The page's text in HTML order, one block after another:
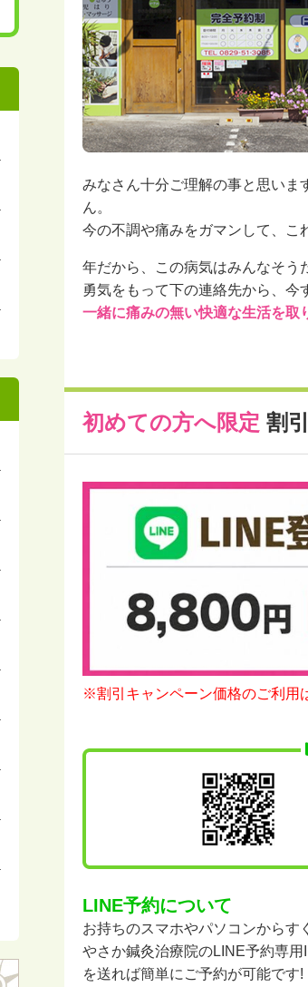
みなさん十分ご理解の事と思いま
ん。
今の不調や痛みをガマンして、こ
年だから、この病気はみんなそう
勇気をもって下の連絡先から、今
一緒に痛みの無い快適な生活を取
初めての方へ限定 割
※割引キャンペーン価格のご利用
LINE予約について
お持ちのスマホやパソコンからす
やさか鍼灸治療院のLINE予約専用
を送れば簡単にご予約が可能です!